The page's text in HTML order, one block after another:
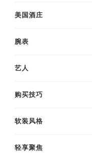
美国酒庄
腕表
艺人
购买技巧
软装风格
轻享聚焦